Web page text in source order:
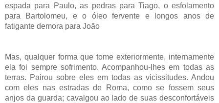
espada para Paulo, as pedras para Tiago, o esfolamento
para Bartolomeu, e o óleo fervente e longos anos de
fatigante demora para João
Mas, qualquer forma que tome exteriormente, internamente
ela foi sempre sofrimento. Acompanhou-lhes em todas as
terras. Pairou sobre eles em todas as vicissitudes. Andou
com eles nas estradas de Roma, como se fossem seus
anjos da guarda; cavalgou ao lado de suas desconfortáveis